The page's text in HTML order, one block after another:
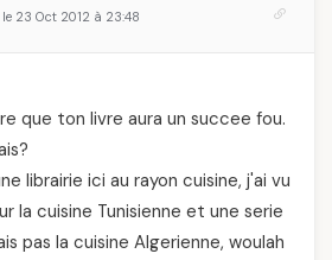
le 23 Oct 2012 à 23:48
que ton livre aura un succee fou.
librairie ici au rayon cuisine, j'ai vu
la cuisine Tunisienne et une serie
pas la cuisine Algerienne, woulah